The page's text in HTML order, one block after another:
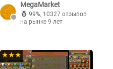
MegaMarket
99%, 10327 отзывов
на рынке 9 лет
★★★